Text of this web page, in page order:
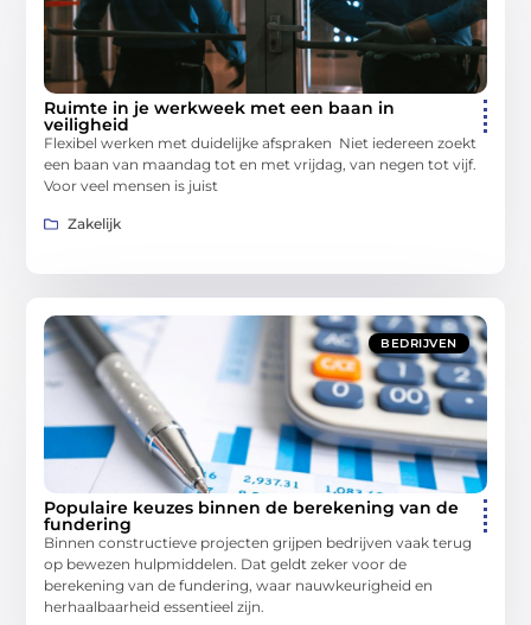
Ruimte in je werkweek met een baan in
veiligheid
Flexibel werken met duidelijke afspraken Niet iedereen zoekt
een baan van maandag tot en met vrijdag, van negen tot vijf.
Voor veel mensen is juist
Zakelijk
BEDRIJVEN
Populaire keuzes binnen de berekening van de
fundering
Binnen constructieve projecten grijpen bedrijven vaak terug
op bewezen hulpmiddelen. Dat geldt zeker voor de
berekening van de fundering, waar nauwkeurigheid en
herhaalbaarheid essentieel zijn.